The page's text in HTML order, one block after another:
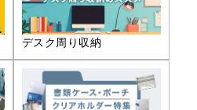
デスク周り収納